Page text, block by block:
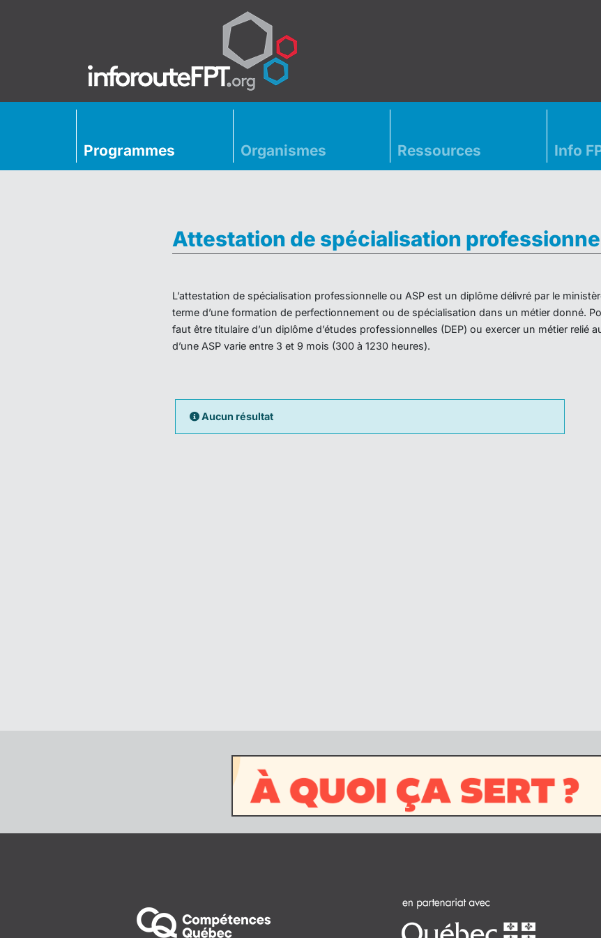
Programmes Organismes Ressources Info
Attestation de spécialisation
L’attestation de spécialisation professionnelle ou ASP est un diplôme délivré par le
terme d’une formation de perfectionnement ou de spécialisation dans un métier donné.
faut être titulaire d’un diplôme d’études professionnelles (DEP) ou exercer un métier relié
d’une ASP varie entre 3 et 9 mois (300 à 1230 heures).
Aucun résultat